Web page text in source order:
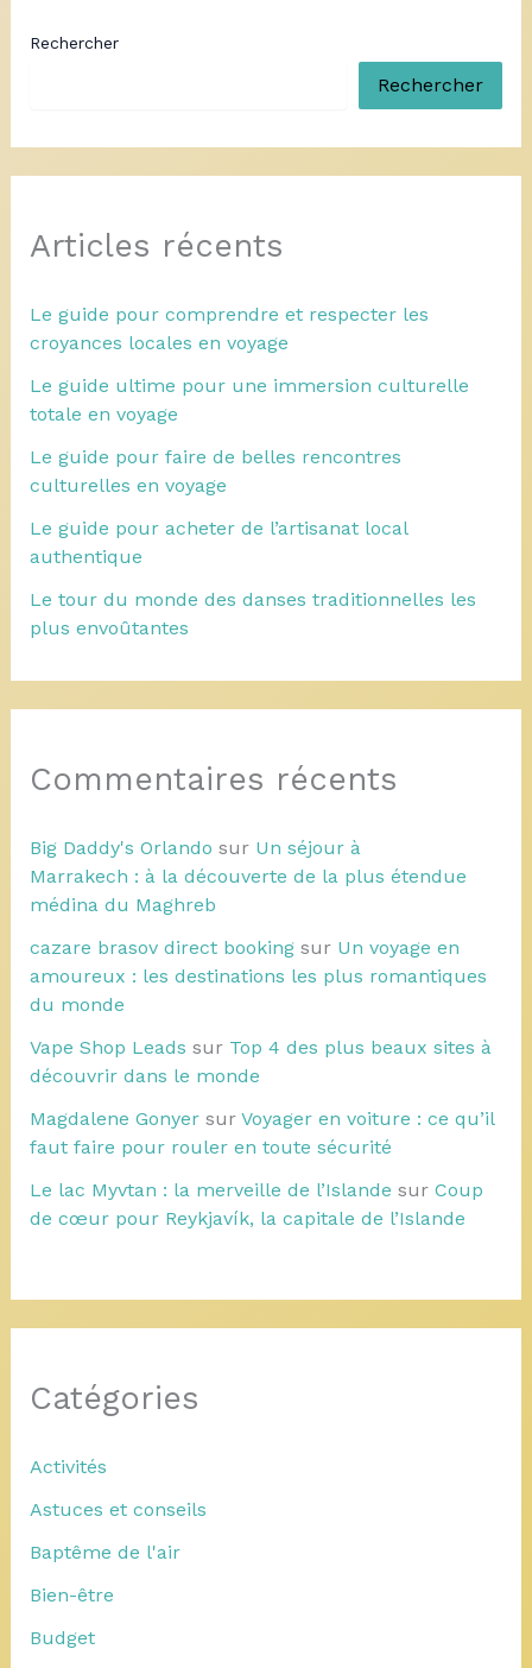
Rechercher
Rechercher
Articles récents
Le guide pour comprendre et respecter les
croyances locales en voyage
Le guide ultime pour une immersion culturelle
totale en voyage
Le guide pour faire de belles rencontres
culturelles en voyage
Le guide pour acheter de l’artisanat local
authentique
Le tour du monde des danses traditionnelles les
plus envoûtantes
Commentaires récents
Big Daddy's Orlando sur Un séjour à
Marrakech : à la découverte de la plus étendue
médina du Maghreb
cazare brasov direct bookingsur Un voyage en
amoureux : les destinations les plus romantiques
du monde
Vape Shop Leads sur Top 4 des plus beaux sites à
découvrir dans le monde
Magdalene Gonyersur Voyager en voiture : ce qu’il
faut faire pour rouler en toute sécurité
Le lac Myvtan : la merveille de l’Islande sur Coup
de cœur pour Reykjavík, la capitale de l’Islande
Catégories
Activités
Astuces et conseils
Baptême de l'air
Bien-être
Budget